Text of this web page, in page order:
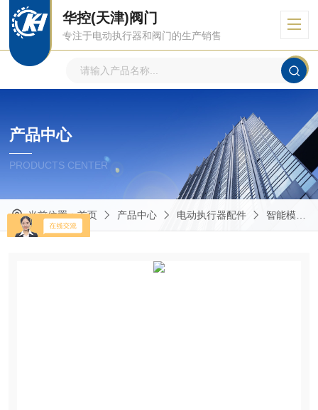
华控(天津)阀门
专注于电动执行器和阀门的生产销售
产品中心
PRODUCTS CENTER
当前位置：首页 产品中心 电动执行器配件 智能模块